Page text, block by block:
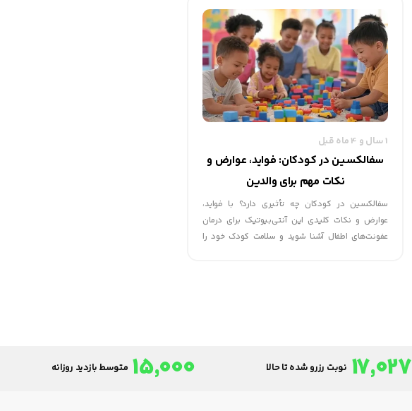
1 سال و 4 ماه قبل
سفالکسین در کودکان: فواید، عوارض و
نکات مهم برای والدین
سفالکسین در کودکان چه تأثیری دارد؟ با فواید،
عوارض و نکات کلیدی این آنتی‌بیوتیک برای درمان
عفونت‌های اطفال آشنا شوید و سلامت کودک خود را
17,027 نوبت رزرو شده تا حالا 15,000 متوسط بازدید روزانه